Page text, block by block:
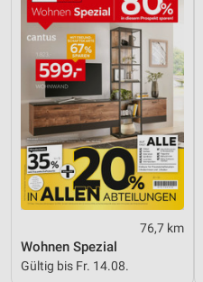
76,7 km
Wohnen Spezial
Gültig bis Fr. 14.08.